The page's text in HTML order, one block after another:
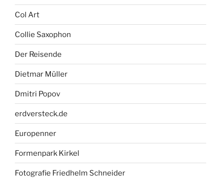
Col Art
Collie Saxophon
Der Reisende
Dietmar Müller
Dmitri Popov
erdversteck.de
Europenner
Formenpark Kirkel
Fotografie Friedhelm Schneider